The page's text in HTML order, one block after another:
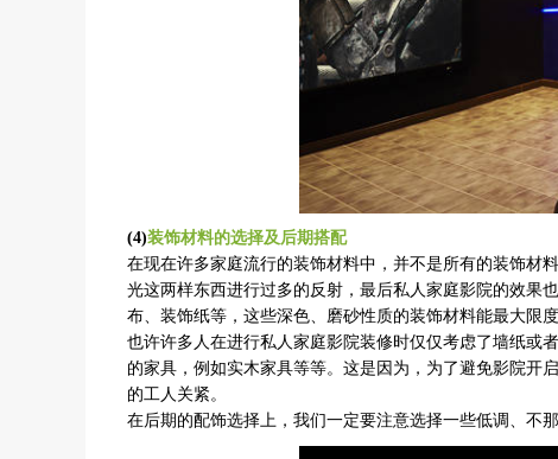
(4)装饰材料的选择及后期搭配
在现在许多家庭流行的装饰材料中，并不是所有的装饰材
光这两样东西进行过多的反射，最后私人家庭影院的效果
布、装饰纸等，这些深色、磨砂性质的装饰材料能最大限
也许许多人在进行私人家庭影院装修时仅仅考虑了墙纸或
的家具，例如实木家具等等。这是因为，为了避免影院开
的工人关紧。
在后期的配饰选择上，我们一定要注意选择一些低调、不